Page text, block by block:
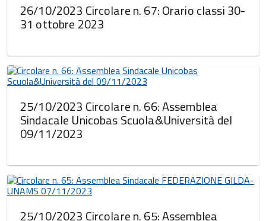
26/10/2023 Circolare n. 67: Orario classi 30-
31 ottobre 2023
25/10/2023 Circolare n. 66: Assemblea
Sindacale Unicobas Scuola&Università del
09/11/2023
25/10/2023 Circolare n. 65: Assemblea